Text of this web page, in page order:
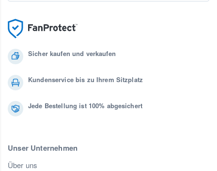
Sicher kaufen und verkaufen
Kundenservice bis zu Ihrem Sitzplatz
Jede Bestellung ist 100% abgesichert
Unser Unternehmen
Über uns